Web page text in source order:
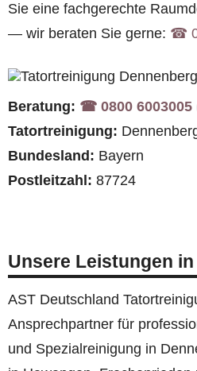
Sie eine fachgerechte
— wir beraten Sie gerne: ☎︎
Beratung: ☎︎ 0800 6003005
Tatortreinigung:
Bundesland: Bayern
Postleitzahl: 87724
Unsere Leistungen
AST Deutschland
Ansprechpartner für
und Spezialreinigung in